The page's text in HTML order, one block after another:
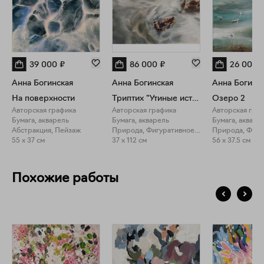
39 000 ₽
Анна Богинская
На поверхности
Авторская графика
Бумага, акварель
Абстракция, Пейзаж
55 x 37 см
86 000 ₽
Анна Богинская
Триптих "Утиные истории"
Авторская графика
Бумага, акварель
Природа, Фигуративное искусство
37 x 112 см
26 000
Анна
Озеро 2
Авторская
Бумага,
56 x 37.5 см
Похожие работы